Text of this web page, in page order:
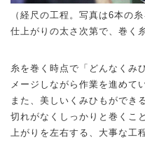
（経尺の工程。写真は6本の
仕上がりの太さ次第で、巻く
糸を巻く時点で「どんなくみ
メージしながら作業を進めて
また、美しいくみひもができ
切れがなくしっかりと巻くこ
上がりを左右する、大事な工